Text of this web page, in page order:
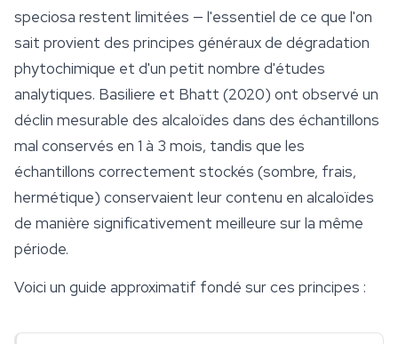
speciosa restent limitées — l'essentiel de ce que l'on
sait provient des principes généraux de dégradation
phytochimique et d'un petit nombre d'études
analytiques. Basiliere et Bhatt (2020) ont observé un
déclin mesurable des alcaloïdes dans des échantillons
mal conservés en 1 à 3 mois, tandis que les
échantillons correctement stockés (sombre, frais,
hermétique) conservaient leur contenu en alcaloïdes
de manière significativement meilleure sur la même
période.
Voici un guide approximatif fondé sur ces principes :